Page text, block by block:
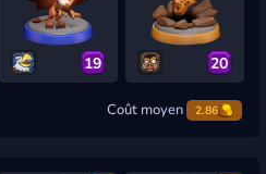
19 20
Coût moyen 2.86